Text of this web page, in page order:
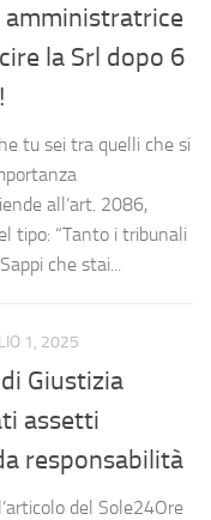
amministratrice
la Srl dopo 6
tu sei tra quelli che si
all’art. 2086,
tipo: “Tanto i tribunali
che stai...
1, 2025
Giustizia
assetti
responsabilità
del Sole24Ore